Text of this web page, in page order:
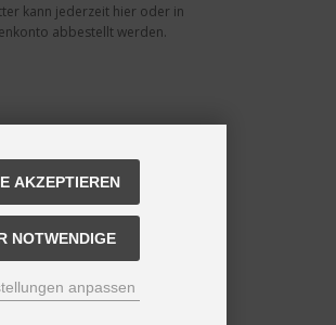
kann jederzeit hier oder in
abbestellt werden.
AKZEPTIEREN
NOTWENDIGE
anpassen